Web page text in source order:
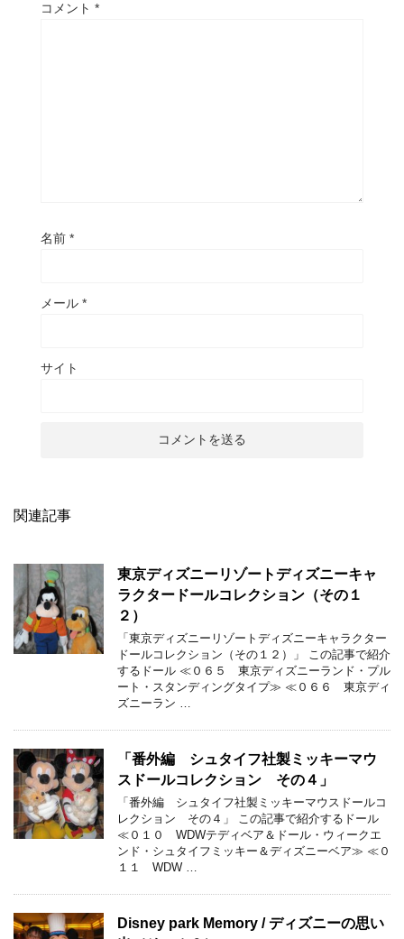
コメント *
名前 *
メール *
サイト
関連記事
東京ディズニーリゾートディズニーキャ
ラクタードールコレクション（その１
２）
「東京ディズニーリゾートディズニーキャラクター
ドールコレクション（その１２）」 この記事で紹介
するドール ≪０６５ 東京ディズニーランド・プル
ート・スタンディングタイプ≫ ≪０６６ 東京ディ
ズニーラン …
「番外編 シュタイフ社製ミッキーマウ
スドールコレクション その４」
「番外編 シュタイフ社製ミッキーマウスドールコ
レクション その４」 この記事で紹介するドール
≪０１０ WDWテディベア＆ドール・ウィークエ
ンド・シュタイフミッキー＆ディズニーベア≫ ≪０
１１ WDW …
Disney park Memory / ディズニーの思い